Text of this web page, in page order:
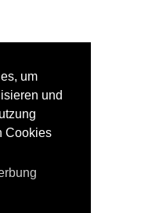
um
und
Cookies